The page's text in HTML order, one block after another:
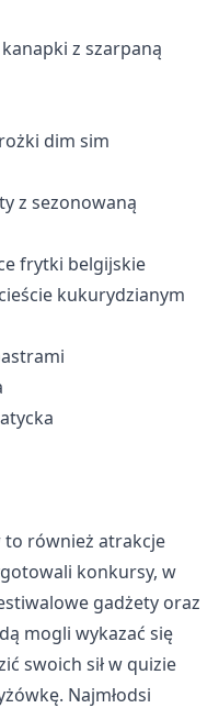
z szarpaną
dim sim
z sezonowaną
frytki belgijskie
kukurydzianym
to również atrakcje
konkursy, w
gadżety oraz
mogli wykazać się
swoich sił w quizie
Najmłodsi